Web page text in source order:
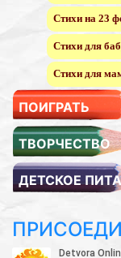
Стихи на 23
Стихи для
Стихи для
ПОИГРАТЬ
ТВОРЧЕСТВО
ДЕТСКОЕ